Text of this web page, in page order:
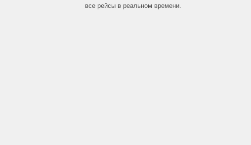
все рейсы в реальном времени.